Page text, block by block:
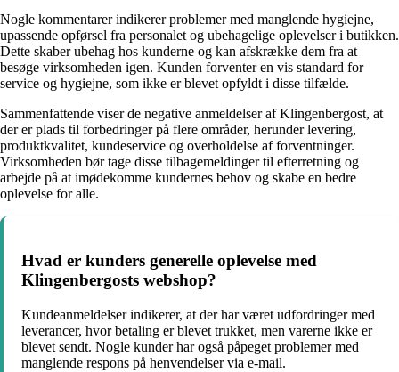
Nogle kommentarer indikerer problemer med manglende hygiejne,
upassende opførsel fra personalet og ubehagelige oplevelser i butikken.
Dette skaber ubehag hos kunderne og kan afskrække dem fra at
besøge virksomheden igen. Kunden forventer en vis standard for
service og hygiejne, som ikke er blevet opfyldt i disse tilfælde.
Sammenfattende viser de negative anmeldelser af Klingenbergost, at
der er plads til forbedringer på flere områder, herunder levering,
produktkvalitet, kundeservice og overholdelse af forventninger.
Virksomheden bør tage disse tilbagemeldinger til efterretning og
arbejde på at imødekomme kundernes behov og skabe en bedre
oplevelse for alle.
Hvad er kunders generelle oplevelse med
Klingenbergosts webshop?
Kundeanmeldelser indikerer, at der har været udfordringer med
leverancer, hvor betaling er blevet trukket, men varerne ikke er
blevet sendt. Nogle kunder har også påpeget problemer med
manglende respons på henvendelser via e-mail.